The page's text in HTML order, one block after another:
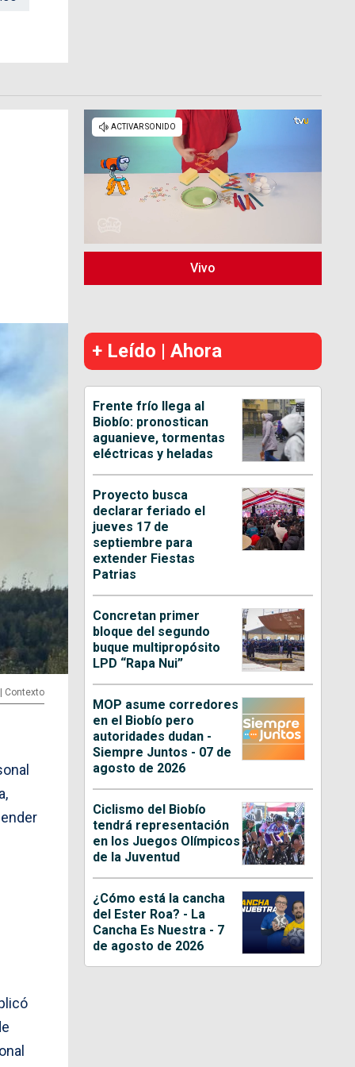
Contexto
Vivo
+ Leído | Ahora
Frente frío llega al
Biobío: pronostican
aguanieve, tormentas
eléctricas y heladas
Proyecto busca
declarar feriado el
jueves 17 de
septiembre para
extender Fiestas
Patrias
Concretan primer
bloque del segundo
buque multipropósito
LPD “Rapa Nui”
MOP asume corredores
en el Biobío pero
autoridades dudan -
Siempre Juntos - 07 de
agosto de 2026
Ciclismo del Biobío
tendrá representación
en los Juegos Olímpicos
de la Juventud
¿Cómo está la cancha
del Ester Roa? - La
Cancha Es Nuestra - 7
de agosto de 2026